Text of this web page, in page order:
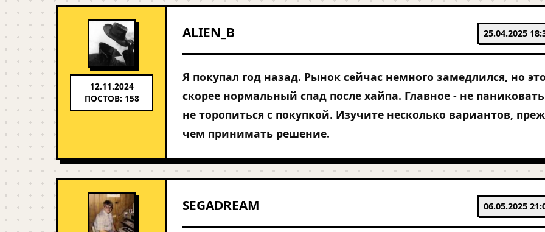
12.11.2024
ПОСТОВ: 158
ALIEN_B 25.04.2025
Я покупал год назад. Рынок сейчас немного замедлился, но это
скорее нормальный спад после хайпа. Главное - не
не торопиться с покупкой. Изучите несколько вариантов,
чем принимать решение.
SEGADREAM 06.05.2025